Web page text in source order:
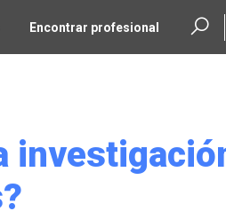
Encontrar profesional